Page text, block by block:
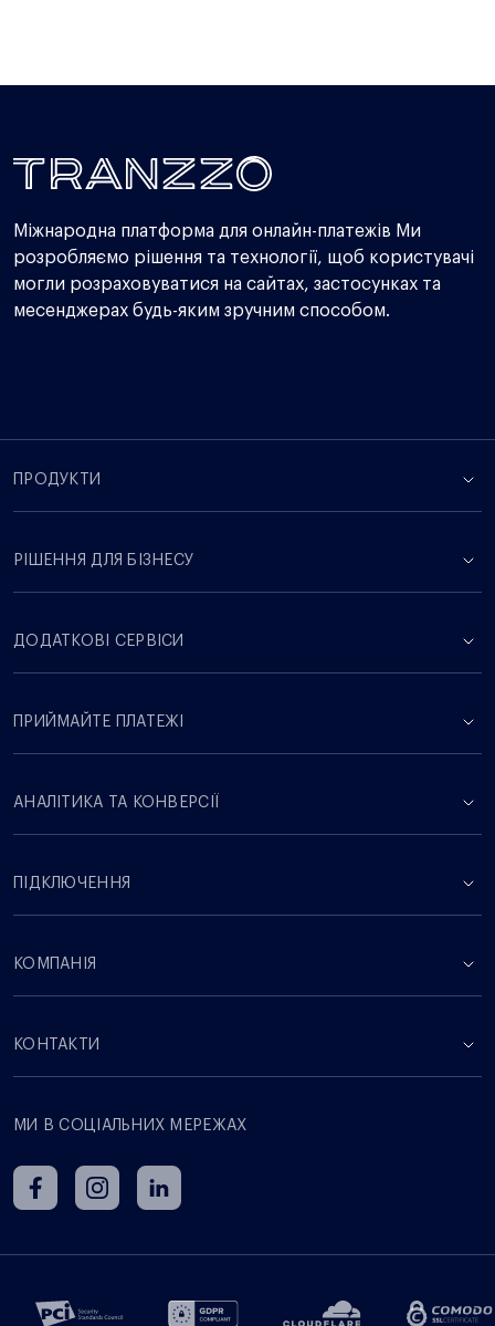
Міжнародна платформа для онлайн-платежів Ми
розробляємо рішення та технології, щоб користувачі
могли розраховуватися на сайтах, застосунках та
месенджерах будь-яким зручним способом.
ПРОДУКТИ
РІШЕННЯ ДЛЯ БІЗНЕСУ
ДОДАТКОВІ СЕРВІСИ
ПРИЙМАЙТЕ ПЛАТЕЖІ
АНАЛІТИКА ТА КОНВЕРСІЇ
ПІДКЛЮЧЕННЯ
КОМПАНІЯ
КОНТАКТИ
МИ В СОЦІАЛЬНИХ МЕРЕЖАХ